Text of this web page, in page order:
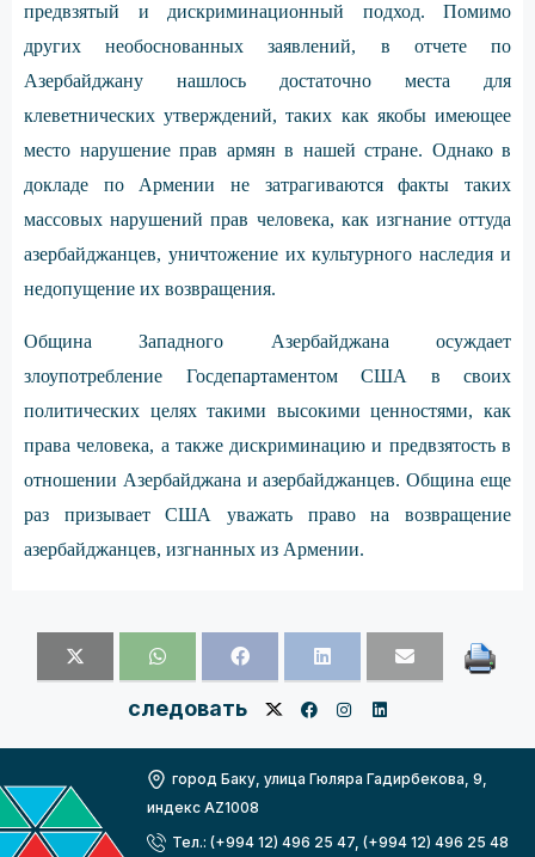
предвзятый и дискриминационный подход. Помимо
других необоснованных заявлений, в отчете по
Азербайджану нашлось достаточно места для
клеветнических утверждений, таких как якобы имеющее
место нарушение прав армян в нашей стране. Однако в
докладе по Армении не затрагиваются факты таких
массовых нарушений прав человека, как изгнание оттуда
азербайджанцев, уничтожение их культурного наследия и
недопущение их возвращения.
Община Западного Азербайджана осуждает
злоупотребление Госдепартаментом США в своих
политических целях такими высокими ценностями, как
права человека, а также дискриминацию и предвзятость в
отношении Азербайджана и азербайджанцев. Община еще
раз призывает США уважать право на возвращение
азербайджанцев, изгнанных из Армении.
следовать
город Баку, улица Гюляра Гадирбекова, 9,
индекс AZ1008
Тел.: (+994 12) 496 25 47, (+994 12) 496 25 48